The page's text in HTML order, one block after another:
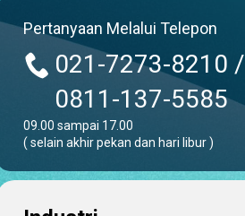
Pertanyaan Melalui Telepon
021-7273-8210 /
0811-137-5585
09.00 sampai 17.00
( selain akhir pekan dan hari libur )